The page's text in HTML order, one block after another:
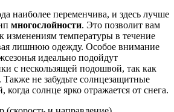
наиболее переменчива, и здесь лучше
многослойности. Это позволит вам
изменениям температуры в течение
лишнюю одежду. Особое внимание
идеально подойдут
с нескользящей подошвой, так как
не забудьте солнцезащитные
когда солнце ярко отражается от снега.